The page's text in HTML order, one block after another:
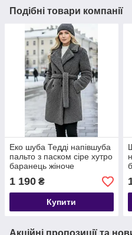
Подібні товари компанії
Еко шуба Тедді напівшуба
пальто з паском сіре хутро
баранець жіноче
1 190 ₴
Купити